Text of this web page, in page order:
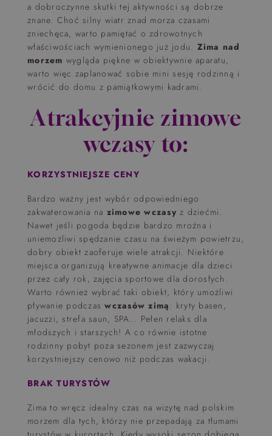
a dobroczynne skutki tej aktywności są dobrze
znane. Choć silny wiatr znad morza czasami
zniechęca, warto pamiętać o zdrowotnych
właściwościach wymienionego już jodu. Zima nad
morzem wygląda piękne w obiektywnie aparatu,
warto więc zaplanować sobie mini sesję rodzinną i
wrócić do domu z pamiątkowymi kadrami.
Atrakcyjnie zimowe
wczasy to:
KORZYSTNIEJSZE CENY
Bardzo ważny jest wybór odpowiedniego
zakwaterowania na zimowe wczasy z dziećmi.
Nawet jeśli pogoda będzie bardzo mroźna i
uniemożliwi spędzanie czasu na świeżym powietrzu,
dobry obiekt zaoferuje wiele atrakcji. Niektóre
miejsca organizują kreatywne animacje dla dzieci
przez cały rok, zajęcia sportowe dla dorosłych.
Warto również wybrać taki obiekt, który umożliwi
pływanie podczaswczasów zimą: kryty basen,
jacuzzi, strefa saun, SPA… Pełen relaks dla
młodszych i starszych! A co równie istotne
rodzinny pobyt poza sezonem jest zazwyczaj
korzystniejszy cenowo niż podczas wakacji.
BRAK TURYSTÓW
Zima to wręcz idealny czas na wizytę nad polskim
morzem dla tych, którzy nie przepadają za tłumami